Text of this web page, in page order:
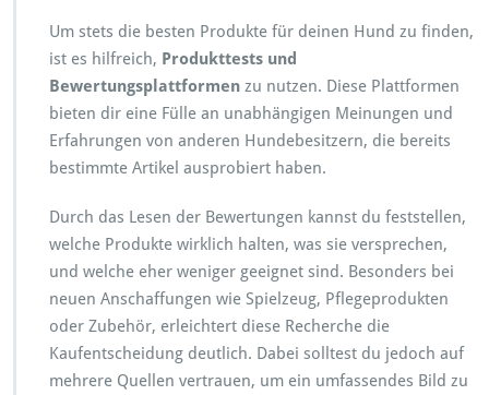
Um stets die besten Produkte für deinen Hund zu finden,
ist es hilfreich, Produkttests und
Bewertungsplattformen zu nutzen. Diese Plattformen
bieten dir eine Fülle an unabhängigen Meinungen und
Erfahrungen von anderen Hundebesitzern, die bereits
bestimmte Artikel ausprobiert haben.
Durch das Lesen der Bewertungen kannst du feststellen,
welche Produkte wirklich halten, was sie versprechen,
und welche eher weniger geeignet sind. Besonders bei
neuen Anschaffungen wie Spielzeug, Pflegeprodukten
oder Zubehör, erleichtert diese Recherche die
Kaufentscheidung deutlich. Dabei solltest du jedoch auf
mehrere Quellen vertrauen, um ein umfassendes Bild zu